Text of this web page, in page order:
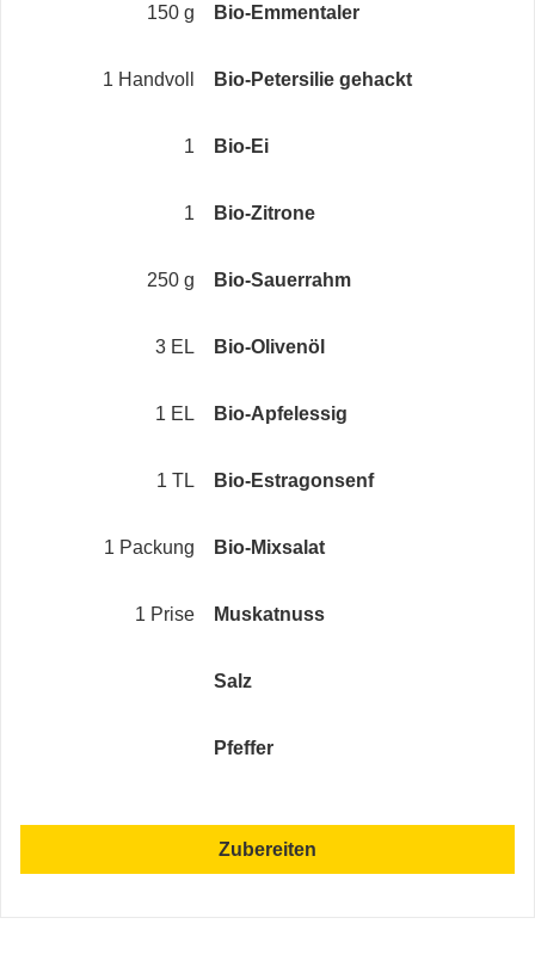
150 g Bio-Emmentaler
1 Handvoll Bio-Petersilie gehackt
1 Bio-Ei
1 Bio-Zitrone
250 g Bio-Sauerrahm
3 EL Bio-Olivenöl
1 EL Bio-Apfelessig
1 TL Bio-Estragonsenf
1 Packung Bio-Mixsalat
1 Prise Muskatnuss
Salz
Pfeffer
Zubereiten